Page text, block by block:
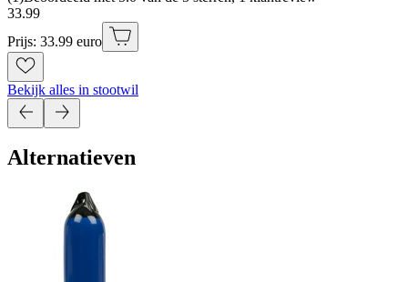
33.99
Prijs: 33.99 euro
Bekijk alles in stootwil
Alternatieven